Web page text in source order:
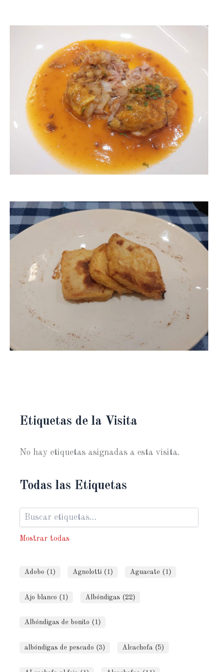
Etiquetas de la Visita
No hay etiquetas asignadas a esta visita.
Todas las Etiquetas
Mostrar todas
Adobo (1) Agnolotti (1) Aguacate (1)
Ajo blanco (1) Albóndigas (22)
Albóndigas de bonito (1)
albóndigas de pescado (3) Alcachofa (5)